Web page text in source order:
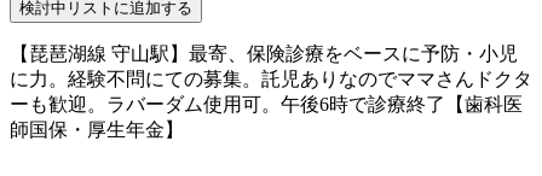
【琵琶湖線 守山駅】最寄、保険診療をベースに予防・小児
に力。経験不問にての募集。託児ありなのでママさんドクタ
ーも歓迎。ラバーダム使用可。午後6時で診療終了【歯科医
師国保・厚生年金】